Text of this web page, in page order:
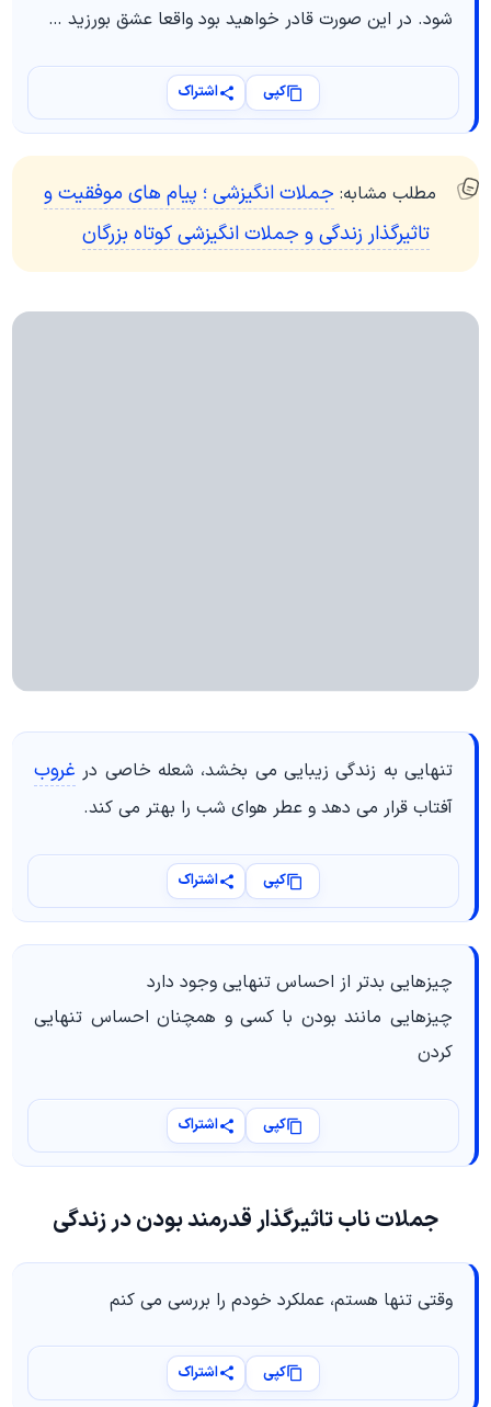
شود. در این صورت قادر خواهید بود واقعا عشق بورزید …
کپی اشتراک
مطلب مشابه: جملات انگیزشی ؛ پیام های موفقیت و
تاثیرگذار زندگی و جملات انگیزشی کوتاه بزرگان
تنهایی به زندگی زیبایی می بخشد، شعله خاصی در غروب
آفتاب قرار می دهد و عطر هوای شب را بهتر می کند.
کپی اشتراک
چیزهایی بدتر از احساس تنهایی وجود دارد
چیزهایی مانند بودن با کسی و همچنان احساس تنهایی
کردن
کپی اشتراک
جملات ناب تاثیرگذار قدرمند بودن در زندگی
وقتی تنها هستم، عملکرد خودم را بررسی می کنم
کپی اشتراک